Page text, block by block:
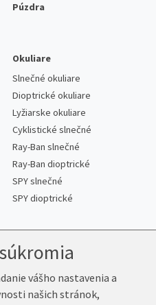
Púzdra
Okuliare
Slnečné okuliare
Dioptrické okuliare
Lyžiarske okuliare
Cyklistické slnečné
Ray-Ban slnečné
Ray-Ban dioptrické
SPY slnečné
SPY dioptrické
vášho nastavenia a
našich stránok,